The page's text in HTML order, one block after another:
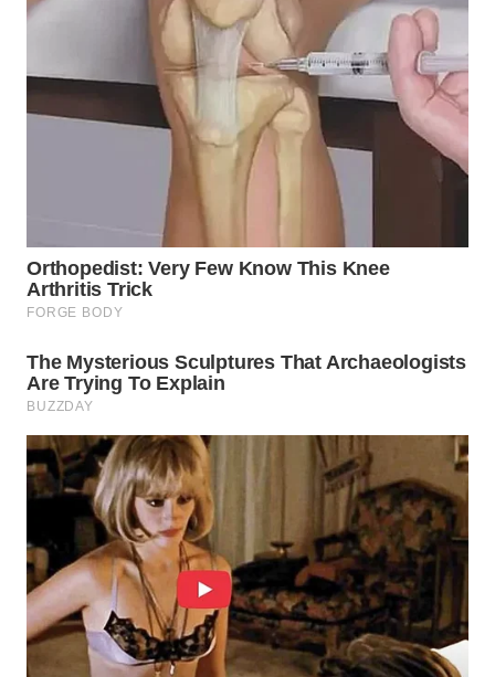
WN
WN
SUBANG
WN
SUKABUMI
WN
PURWAKARTA
PRIANGAN
TIMUR
WN
SEMARANG